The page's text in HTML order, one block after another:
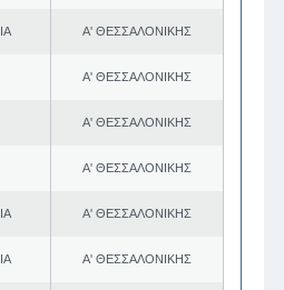
Α' ΘΕΣΣΑΛΟΝΙΚΗΣ
Α' ΘΕΣΣΑΛΟΝΙΚΗΣ
Α' ΘΕΣΣΑΛΟΝΙΚΗΣ
Α' ΘΕΣΣΑΛΟΝΙΚΗΣ
Α' ΘΕΣΣΑΛΟΝΙΚΗΣ
Α' ΘΕΣΣΑΛΟΝΙΚΗΣ